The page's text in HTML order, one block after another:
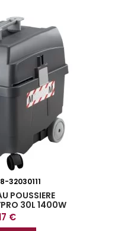
32030111
POUSSIERE
30L 1400W
€